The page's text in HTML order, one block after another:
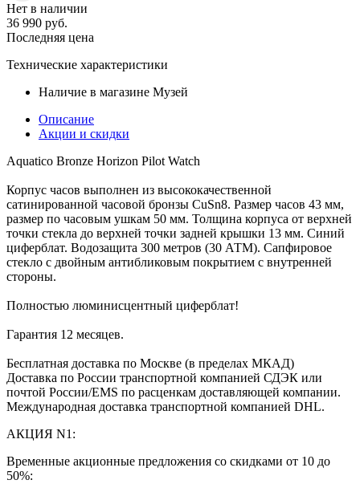
Нет в наличии
36 990 руб.
Последняя цена
Технические характеристики
Наличие в магазине Музей
Описание
Акции и скидки
Aquatico Bronze Horizon Pilot Watch
Корпус часов выполнен из высококачественной
сатинированной часовой бронзы CuSn8. Размер часов 43 мм,
размер по часовым ушкам 50 мм. Толщина корпуса от верхней
точки стекла до верхней точки задней крышки 13 мм. Синий
циферблат. Водозащита 300 метров (30 АТМ). Сапфировое
стекло с двойным антибликовым покрытием с внутренней
стороны.
Полностью люминисцентный циферблат!
Гарантия 12 месяцев.
Бесплатная доставка по Москве (в пределах МКАД)
Доставка по России транспортной компанией СДЭК или
почтой России/EMS по расценкам доставляющей компании.
Международная доставка транспортной компанией DHL.
АКЦИЯ N1:
Временные акционные предложения со скидками от 10 до
50%: